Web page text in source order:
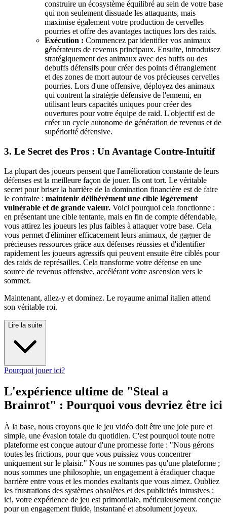
construire un écosystème équilibré au sein de votre base
qui non seulement dissuade les attaquants, mais
maximise également votre production de cervelles
pourries et offre des avantages tactiques lors des raids.
Exécution : Commencez par identifier vos animaux
générateurs de revenus principaux. Ensuite, introduisez
stratégiquement des animaux avec des buffs ou des
debuffs défensifs pour créer des points d'étranglement
et des zones de mort autour de vos précieuses cervelles
pourries. Lors d'une offensive, déployez des animaux
qui contrent la stratégie défensive de l'ennemi, en
utilisant leurs capacités uniques pour créer des
ouvertures pour votre équipe de raid. L'objectif est de
créer un cycle autonome de génération de revenus et de
supériorité défensive.
3. Le Secret des Pros : Un Avantage Contre-Intuitif
La plupart des joueurs pensent que l'amélioration constante de leurs
défenses est la meilleure façon de jouer. Ils ont tort. Le véritable
secret pour briser la barrière de la domination financière est de faire
le contraire : maintenir délibérément une cible légèrement
vulnérable et de grande valeur. Voici pourquoi cela fonctionne :
en présentant une cible tentante, mais en fin de compte défendable,
vous attirez les joueurs les plus faibles à attaquer votre base. Cela
vous permet d'éliminer efficacement leurs animaux, de gagner de
précieuses ressources grâce aux défenses réussies et d'identifier
rapidement les joueurs agressifs qui peuvent ensuite être ciblés pour
des raids de représailles. Cela transforme votre défense en une
source de revenus offensive, accélérant votre ascension vers le
sommet.
Maintenant, allez-y et dominez. Le royaume animal italien attend
son véritable roi.
Lire la suite
Pourquoi jouer ici?
L'expérience ultime de "Steal a
Brainrot" : Pourquoi vous devriez être ici
À la base, nous croyons que le jeu vidéo doit être une joie pure et
simple, une évasion totale du quotidien. C'est pourquoi toute notre
plateforme est conçue autour d'une promesse forte : "Nous gérons
toutes les frictions, pour que vous puissiez vous concentrer
uniquement sur le plaisir." Nous ne sommes pas qu'une plateforme ;
nous sommes une philosophie, un engagement à éradiquer chaque
barrière entre vous et les mondes exaltants que vous aimez. Oubliez
les frustrations des systèmes obsolètes et des publicités intrusives ;
ici, votre expérience de jeu est primordiale, méticuleusement conçue
pour un engagement fluide, instantané et absolument joyeux.